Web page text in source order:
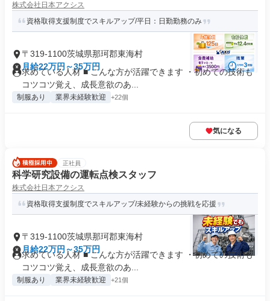
株式会社日本アクシス
資格取得支援制度でスキルアップ/平日：日勤勤務のみ
〒319-1100茨城県那珂郡東海村
月給22万円～35万円
求めている人材 ■ こんな方が活躍できます ・初めての技術も
コツコツ覚え、成長意欲のあ...
制服あり 業界未経験歓迎 +22個
気になる
正社員
科学研究設備の運転点検スタッフ
株式会社日本アクシス
資格取得支援制度でスキルアップ/未経験からの挑戦を応援
〒319-1100茨城県那珂郡東海村
月給22万円～35万円
求めている人材 ■ こんな方が活躍できます ・初めての技術も
コツコツ覚え、成長意欲のあ...
制服あり 業界未経験歓迎 +21個